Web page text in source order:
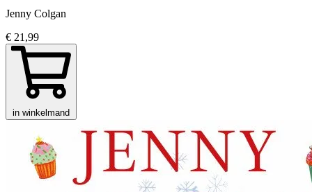
Jenny Colgan
€ 21,99
in winkelmand